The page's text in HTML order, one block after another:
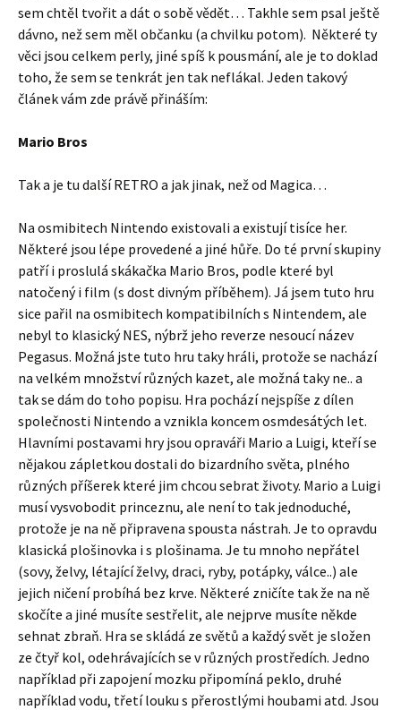
sem chtěl tvořit a dát o sobě vědět… Takhle sem psal ještě
dávno, než sem měl občanku (a chvilku potom). Některé ty
věci jsou celkem perly, jiné spíš k pousmání, ale je to doklad
toho, že sem se tenkrát jen tak neflákal. Jeden takový
článek vám zde právě přináším:
Mario Bros
Tak a je tu další RETRO a jak jinak, než od Magica…
Na osmibitech Nintendo existovali a existují tisíce her.
Některé jsou lépe provedené a jiné hůře. Do té první skupiny
patří i proslulá skákačka Mario Bros, podle které byl
natočený i film (s dost divným příběhem). Já jsem tuto hru
sice pařil na osmibitech kompatibilních s Nintendem, ale
nebyl to klasický NES, nýbrž jeho reverze nesoucí název
Pegasus. Možná jste tuto hru taky hráli, protože se nachází
na velkém množství různých kazet, ale možná taky ne.. a
tak se dám do toho popisu. Hra pochází nejspíše z dílen
společnosti Nintendo a vznikla koncem osmdesátých let.
Hlavními postavami hry jsou opraváři Mario a Luigi, kteří se
nějakou zápletkou dostali do bizardního světa, plného
různých příšerek které jim chcou sebrat životy. Mario a Luigi
musí vysvobodit princeznu, ale není to tak jednoduché,
protože je na ně připravena spousta nástrah. Je to opravdu
klasická plošinovka i s plošinama. Je tu mnoho nepřátel
(sovy, želvy, létající želvy, draci, ryby, potápky, válce..) ale
jejich ničení probíhá bez krve. Některé zničíte tak že na ně
skočíte a jiné musíte sestřelit, ale nejprve musíte někde
sehnat zbraň. Hra se skládá ze světů a každý svět je složen
ze čtyř kol, odehrávajících se v různých prostředích. Jedno
například při zapojení mozku připomíná peklo, druhé
například vodu, třetí louku s přerostlými houbami atd. Jsou